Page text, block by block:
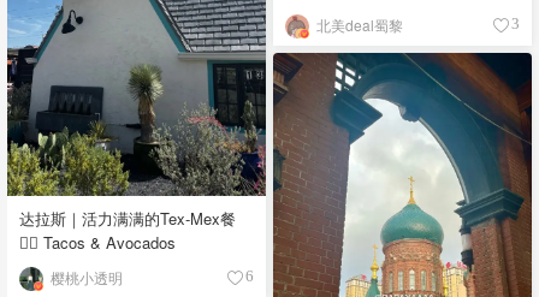
北美deal蜀黎 3
达拉斯｜活力满满的Tex-Mex餐
👉🏼 Tacos & Avocados
樱桃小透明 6